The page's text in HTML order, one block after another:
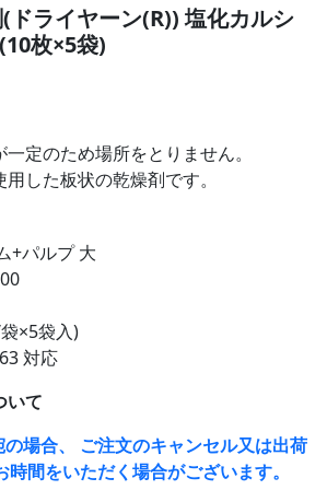
ドライヤーン(R)) 塩化カルシ
枚×5袋)
定のため場所をとりません。
した板状の乾燥剤です。
+パルプ 大
×5袋入)
対応
いて
場合、 ご注文のキャンセル又は出荷
時間をいただく場合がございます。